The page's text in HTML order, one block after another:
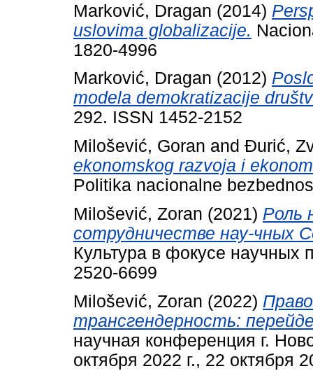
Marković, Dragan (2014)
uslovima globalizacije.
1820-4996
Marković, Dragan (2012)
modela demokratizacije
292. ISSN 1452-2152
Milošević, Goran and Đurić,
ekonomskog razvoja i
Politika nacionalne
Milošević, Zoran (2021) Роль
сотрудничестве нау-чных
Культура в фокусе научных
2520-6699
Milošević, Zoran (2022)
трансгендерность:
научная конференция г.
октября 2022 г., 22 октября